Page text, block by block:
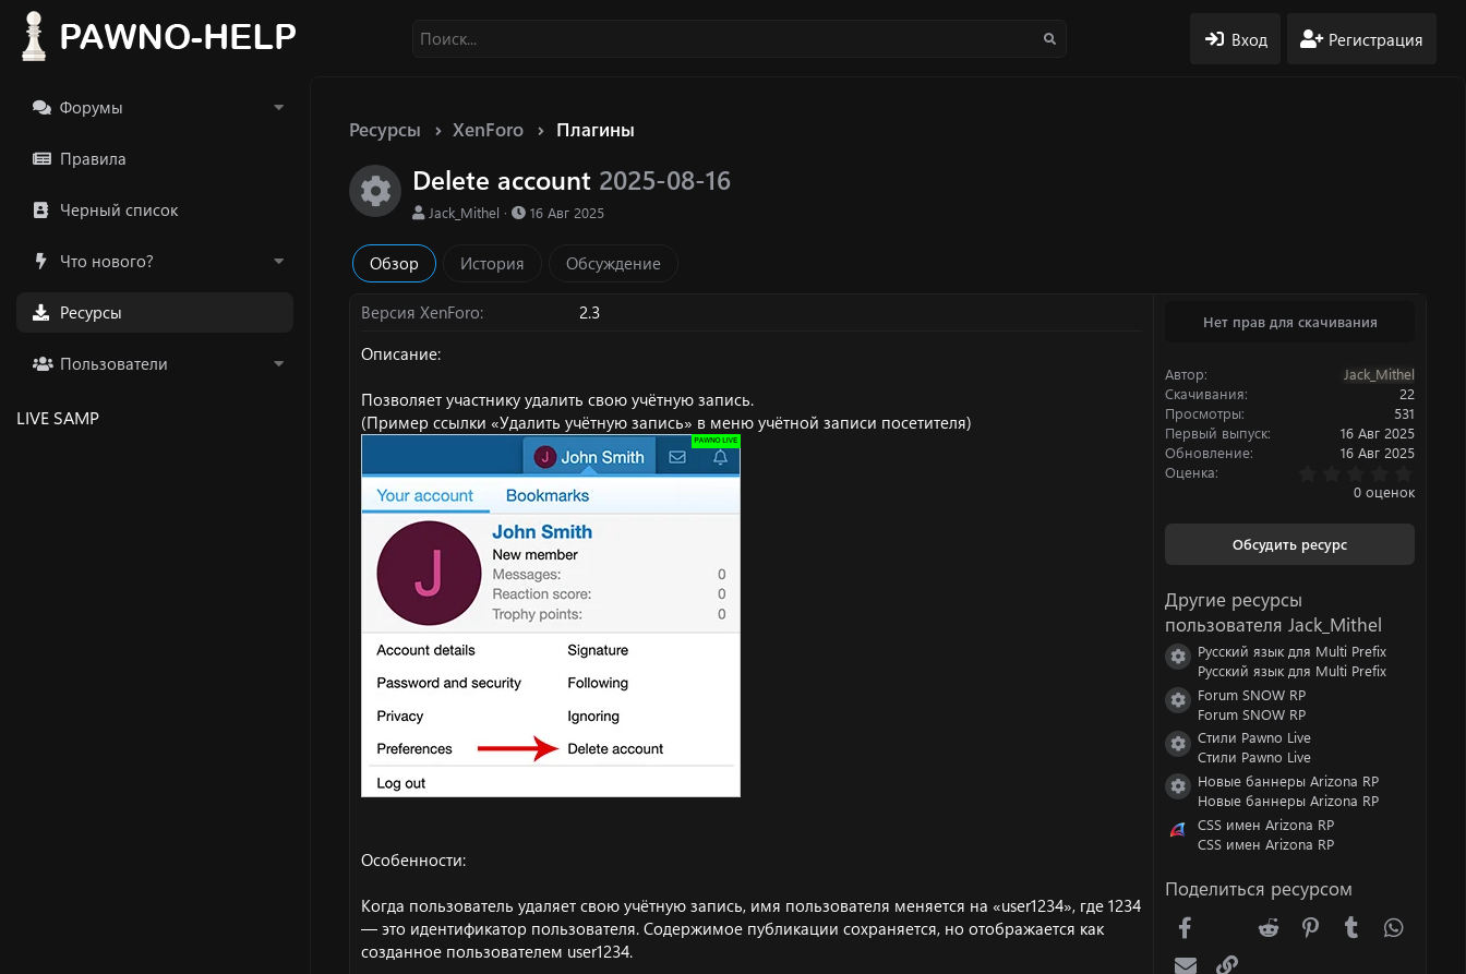
Вход Регистрация
Форумы
Правила
Черный список
Что нового?
Ресурсы
Пользователи
LIVE SAMP
Ресурсы XenForo Плагины
Иконка ресурса
Delete account 2025-08-16
А
т
о
Jack_Mithel
Д
и
я
16 Авг 2025
Обзор История Обсуждение
Версия XenForo
2.3
Описание:
Позволяет участнику удалить свою учётную запись.
(Пример ссылки «Удалить учётную запись» в меню учётной записи посетителя)
Особенности:
Когда пользователь удаляет свою учётную запись, имя пользователя меняется на «user1234», где 1234
— это идентификатор пользователя. Содержимое публикации сохраняется, но отображается как
созданное пользователем user1234.
Нет прав для скачивания
Автор
Jack_Mithel
Скачивания
22
Просмотры
531
Первый выпуск
16 Авг 2025
Обновление
16 Авг 2025
Оценка
.
0
0 оценок
Обсудить ресурс
Другие ресурсы
пользователя Jack_Mithel
Иконка ресурса
Русский язык для Multi Prefix
Русский язык для Multi Prefix
Иконка ресурса
Forum SNOW RP
Forum SNOW RP
Иконка ресурса
Стили Pawno Live
Стили Pawno Live
Иконка ресурса
Новые баннеры Arizona RP
Новые баннеры Arizona RP
CSS имен Arizona RP
CSS имен Arizona RP
Поделиться ресурсом
FacebookX (Twitter)
Reddit PinterestTumblr
Электронная почта